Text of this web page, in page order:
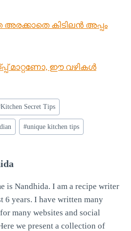
കിടിലൻ അപ്പം
മാറ്റണോ, ഈ വഴികള്‍
Kitchen Secret Tips
#unique kitchen tips
is Nandhida. I am a recipe writer
6 years. I have written many
many websites and social
we present a collection of